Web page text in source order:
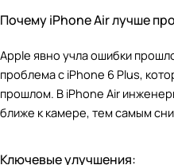
Почему iPhone Air лучше
Apple явно учла ошибки
проблема с iPhone 6 Plus,
прошлом. В iPhone Air
ближе к камере, тем самым
Ключевые улучшения: